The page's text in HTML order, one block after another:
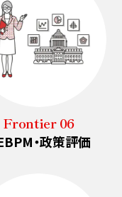
Frontier 06
・政策評価